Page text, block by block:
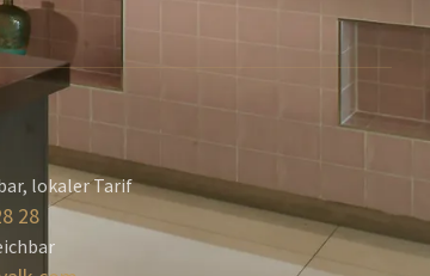
lokaler Tarif
28